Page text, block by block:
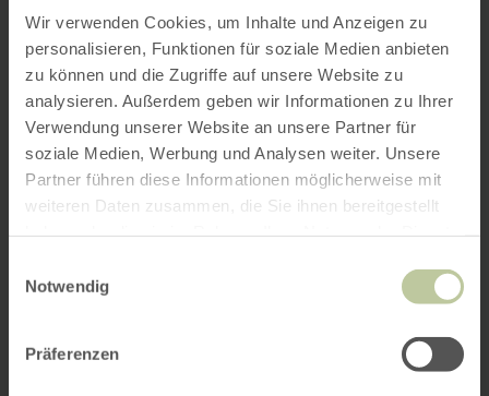
Wir verwenden Cookies, um Inhalte und Anzeigen zu
personalisieren, Funktionen für soziale Medien anbieten
zu können und die Zugriffe auf unsere Website zu
analysieren. Außerdem geben wir Informationen zu Ihrer
Verwendung unserer Website an unsere Partner für
soziale Medien, Werbung und Analysen weiter. Unsere
Partner führen diese Informationen möglicherweise mit
weiteren Daten zusammen, die Sie ihnen bereitgestellt
Notwendig
Präferenzen